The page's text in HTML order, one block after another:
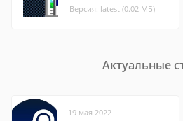
Версия: latest (0.02 МБ)
Актуальные
19 мая 2022